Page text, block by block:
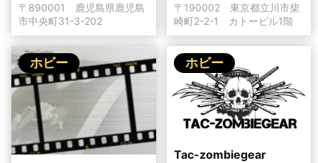
〒890001 鹿児島県鹿児島
市中央町31-3-202
〒190002 東京都立川市柴
崎町2-2-1 カトービル1階
ホビー ホビー
Tac-zombiegear